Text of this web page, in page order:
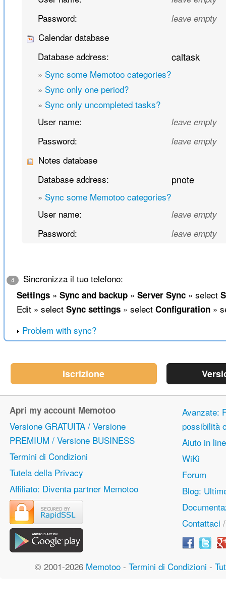
Password: leave empty
Calendar database
Database address:
caltask
» Sync some Memotoo categories?
» Sync only one period?
» Sync only uncompleted tasks?
User name:
leave empty
Password: leave empty
Notes database
Database address:
pnote
» Sync some Memotoo categories?
User name:
leave empty
Password: leave empty
4 Sincronizza il tuo telefono:
Settings» Sync and backup» Server Sync» select
Edit » select Sync settings» select Configuration»
Problem with sync?
Iscrizione
Apri my account Memotoo
Versione GRATUITA / Versione
PREMIUM / Versione BUSINESS
Termini di Condizioni
Tutela della Privacy
Affiliato: Diventa partner Memotoo
Avanzate:
possibilità
Aiuto in
WiKi
Forum
Blog:
Contattaci
© 2001-2026 Memotoo- Termini di Condizioni -